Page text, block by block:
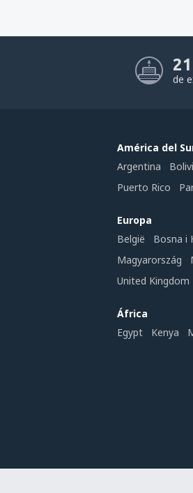
de
América del
Argentina
Puerto Rico
Europa
België
Bosna i
Magyarország
United Kingdom
África
Egypt
Kenya